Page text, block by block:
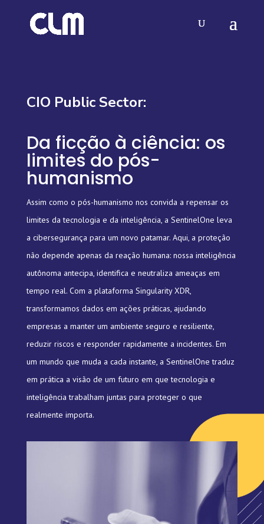
CIO Public Sector:
Da ficção à ciência: os
limites do pós-
humanismo
Assim como o pós-humanismo nos convida a repensar os
limites da tecnologia e da inteligência, a SentinelOne leva
a cibersegurança para um novo patamar. Aqui, a proteção
não depende apenas da reação humana: nossa inteligência
autônoma antecipa, identifica e neutraliza ameaças em
tempo real. Com a plataforma Singularity XDR,
transformamos dados em ações práticas, ajudando
empresas a manter um ambiente seguro e resiliente,
reduzir riscos e responder rapidamente a incidentes. Em
um mundo que muda a cada instante, a SentinelOne traduz
em prática a visão de um futuro em que tecnologia e
inteligência trabalham juntas para proteger o que
realmente importa.